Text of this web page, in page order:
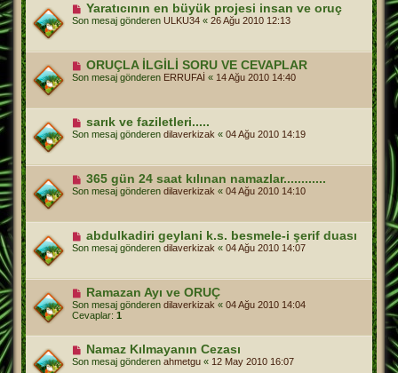
Yaratıcının en büyük projesi insan ve oruç
Son mesaj gönderen ULKU34 « 26 Ağu 2010 12:13
ORUÇLA İLGİLİ SORU VE CEVAPLAR
Son mesaj gönderen ERRUFAİ « 14 Ağu 2010 14:40
sarık ve faziletleri.....
Son mesaj gönderen dilaverkizak « 04 Ağu 2010 14:19
365 gün 24 saat kılınan namazlar............
Son mesaj gönderen dilaverkizak « 04 Ağu 2010 14:10
abdulkadiri geylani k.s. besmele-i şerif duası
Son mesaj gönderen dilaverkizak « 04 Ağu 2010 14:07
Ramazan Ayı ve ORUÇ
Son mesaj gönderen dilaverkizak « 04 Ağu 2010 14:04
Cevaplar: 1
Namaz Kılmayanın Cezası
Son mesaj gönderen ahmetgu « 12 May 2010 16:07